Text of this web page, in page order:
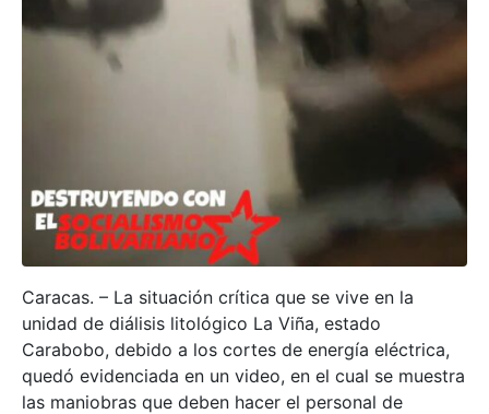
Caracas. – La situación crítica que se vive en la
unidad de diálisis litológico La Viña, estado
Carabobo, debido a los cortes de energía eléctrica,
quedó evidenciada en un video, en el cual se muestra
las maniobras que deben hacer el personal de